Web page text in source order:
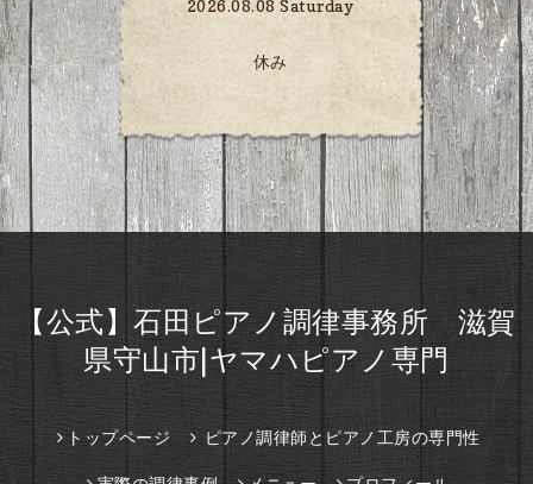
2026.08.08 Saturday
休み
【公式】石田ピアノ調律事務所 滋賀
県守山市|ヤマハピアノ専門
トップページ ピアノ調律師とピアノ工房の専門性